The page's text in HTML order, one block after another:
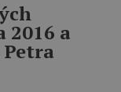
2016 a